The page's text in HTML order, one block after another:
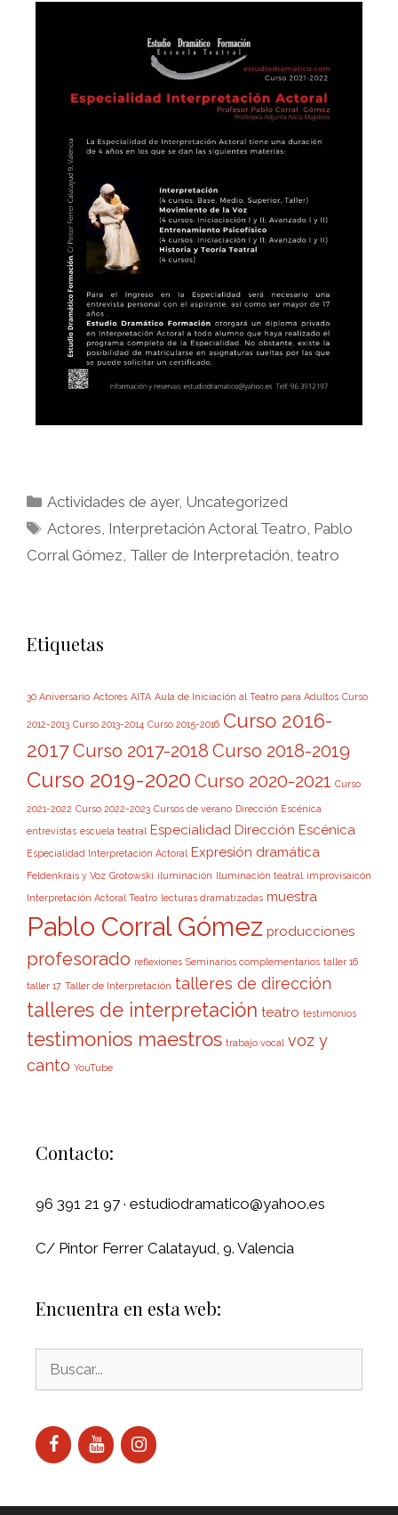
Actividades de ayer, Uncategorized
Actores Interpretación Actoral Teatro Pablo
Corral Gómez Taller de Interpretación teatro
Etiquetas
30 Aniversario Actores AITA Aula de Iniciación al Teatro para Adultos Curso
2012-2013 Curso 2013-2014 Curso 2015-2016 Curso 2016-
2017Curso 2017-2018 Curso 2018-2019
Curso 2019-2020 Curso 2020-2021 Curso
2021-2022 Curso 2022-2023 Cursos de verano Dirección Escénica
entrevistas escuela teatral Especialidad Dirección Escénica
Especialidad Interpretación Actoral Expresión dramática
Feldenkrais y Voz Grotowski iluminación Iluminación teatral improvisaicón
Interpretación Actoral Teatro lecturas dramatizadas muestra
Pablo Corral Gómez producciones
profesorado reflexiones Seminarios complementarios taller 16
taller 17 Taller de Interpretación talleres de dirección
talleres de interpretación teatro testimonios
testimonios maestros trabajo vocal voz y
canto YouTube
Contacto:
96 391 21 97 · estudiodramatico@yahoo.es
C/ Pintor Ferrer Calatayud, 9. Valencia
Encuentra en esta web: